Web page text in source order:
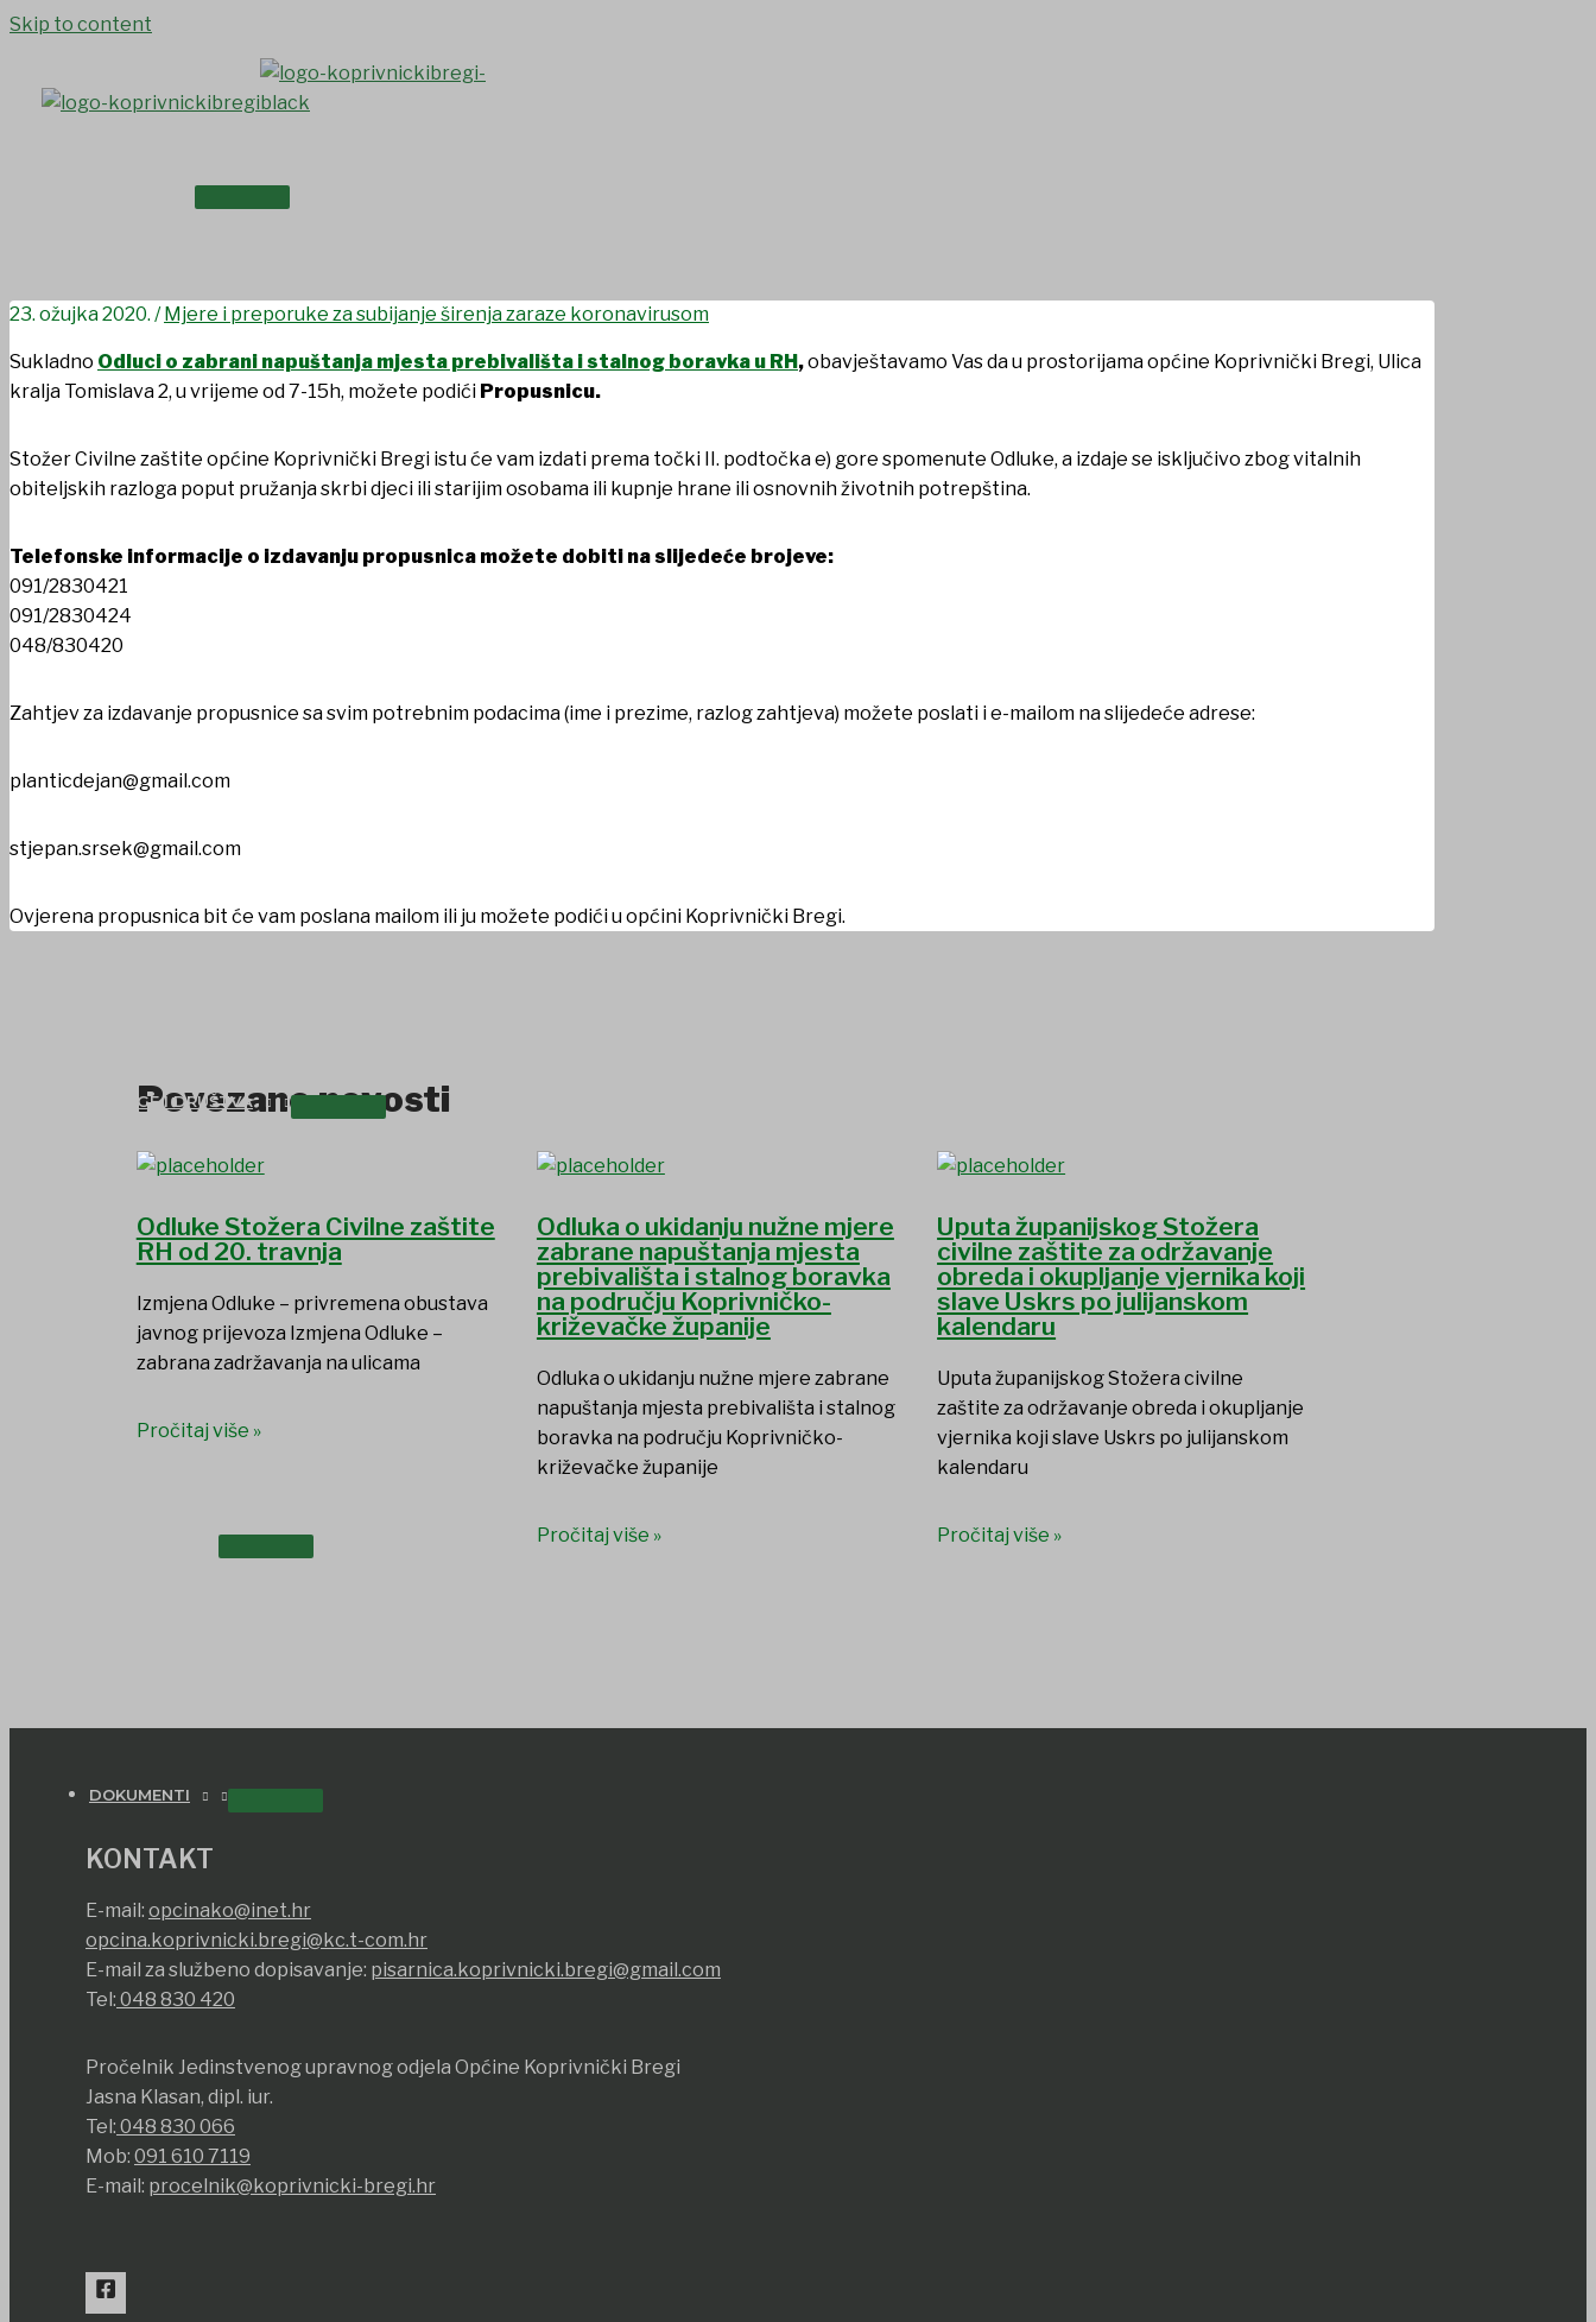
Skip to content
UDRUGE I DRUŠTVA
DOKUMENTI
Važna informacija za mještane o izdavanju propusnica
23. ožujka 2020. /Mjere i preporuke za subijanje širenja zaraze koronavirusom
Sukladno Odluci o zabrani napuštanja mjesta prebivališta i stalnog boravka u RH,obavještavamo Vas da u prostorijama općine Koprivnički Bregi, Ulica
kralja Tomislava 2, u vrijeme od 7-15h, možete podići Propusnicu.
Stožer Civilne zaštite općine Koprivnički Bregi istu će vam izdati prema točki II. podtočka e) gore spomenute Odluke, a izdaje se isključivo zbog vitalnih
obiteljskih razloga poput pružanja skrbi djeci ili starijim osobama ili kupnje hrane ili osnovnih životnih potrepština.
Telefonske informacije o izdavanju propusnica možete dobiti na slijedeće brojeve:
091/2830421
091/2830424
048/830420
Zahtjev za izdavanje propusnice sa svim potrebnim podacima (ime i prezime, razlog zahtjeva) možete poslati i e-mailom na slijedeće adrese:
planticdejan@gmail.com
stjepan.srsek@gmail.com
Ovjerena propusnica bit će vam poslana mailom ili ju možete podići u općini Koprivnički Bregi.
Povezane novosti
Odluke Stožera Civilne zaštite
RH od 20. travnja
Izmjena Odluke – privremena obustava
javnog prijevoza Izmjena Odluke –
zabrana zadržavanja na ulicama
Pročitaj više »
Odluka o ukidanju nužne mjere
zabrane napuštanja mjesta
prebivališta i stalnog boravka
na području Koprivničko-
križevačke županije
Odluka o ukidanju nužne mjere zabrane
napuštanja mjesta prebivališta i stalnog
boravka na području Koprivničko-
križevačke županije
Pročitaj više »
Uputa županijskog Stožera
civilne zaštite za održavanje
obreda i okupljanje vjernika koji
slave Uskrs po julijanskom
kalendaru
Uputa županijskog Stožera civilne
zaštite za održavanje obreda i okupljanje
vjernika koji slave Uskrs po julijanskom
kalendaru
Pročitaj više »
KONTAKT
E-mail: opcinako@inet.hr
opcina.koprivnicki.bregi@kc.t-com.hr
E-mail za službeno dopisavanje: pisarnica.koprivnicki.bregi@gmail.com
Tel: 048 830 420
Pročelnik Jedinstvenog upravnog odjela Općine Koprivnički Bregi
Jasna Klasan, dipl. iur.
Tel: 048 830 066
Mob: 091 610 7119
E-mail: procelnik@koprivnicki-bregi.hr